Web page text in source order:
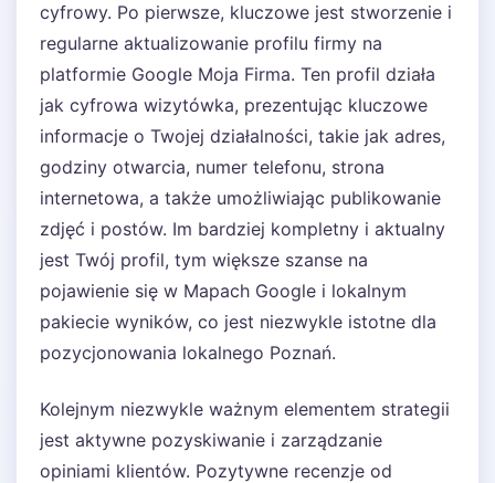
cyfrowy. Po pierwsze, kluczowe jest stworzenie i
regularne aktualizowanie profilu firmy na
platformie Google Moja Firma. Ten profil działa
jak cyfrowa wizytówka, prezentując kluczowe
informacje o Twojej działalności, takie jak adres,
godziny otwarcia, numer telefonu, strona
internetowa, a także umożliwiając publikowanie
zdjęć i postów. Im bardziej kompletny i aktualny
jest Twój profil, tym większe szanse na
pojawienie się w Mapach Google i lokalnym
pakiecie wyników, co jest niezwykle istotne dla
pozycjonowania lokalnego Poznań.
Kolejnym niezwykle ważnym elementem strategii
jest aktywne pozyskiwanie i zarządzanie
opiniami klientów. Pozytywne recenzje od